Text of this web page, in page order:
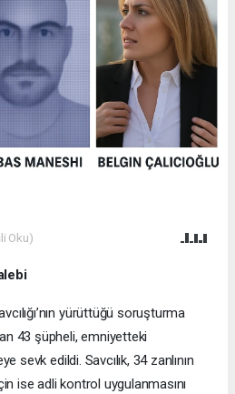
Oku)
yürüttüğü soruşturma
43 şüpheli, emniyetteki
sevk edildi. Savcılık, 34 zanlının
ise adli kontrol uygulanmasını